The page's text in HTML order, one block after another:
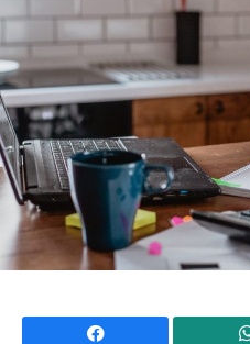
Facebook